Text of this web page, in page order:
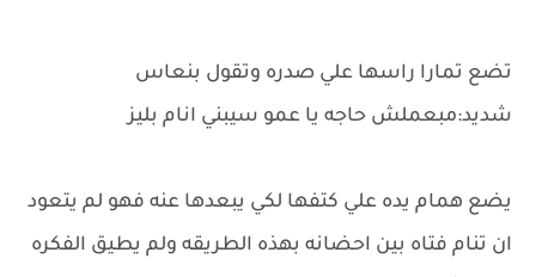
تضع تمارا راسها علي صدره وتقول بنعاس
شديد:مبعملش حاجه يا عمو سيبني انام بليز
يضع همام يده علي كتفها لكي يبعدها عنه فهو لم يتعود
ان تنام فتاه بين احضانه بهذه الطريقه ولم يطيق الفكره